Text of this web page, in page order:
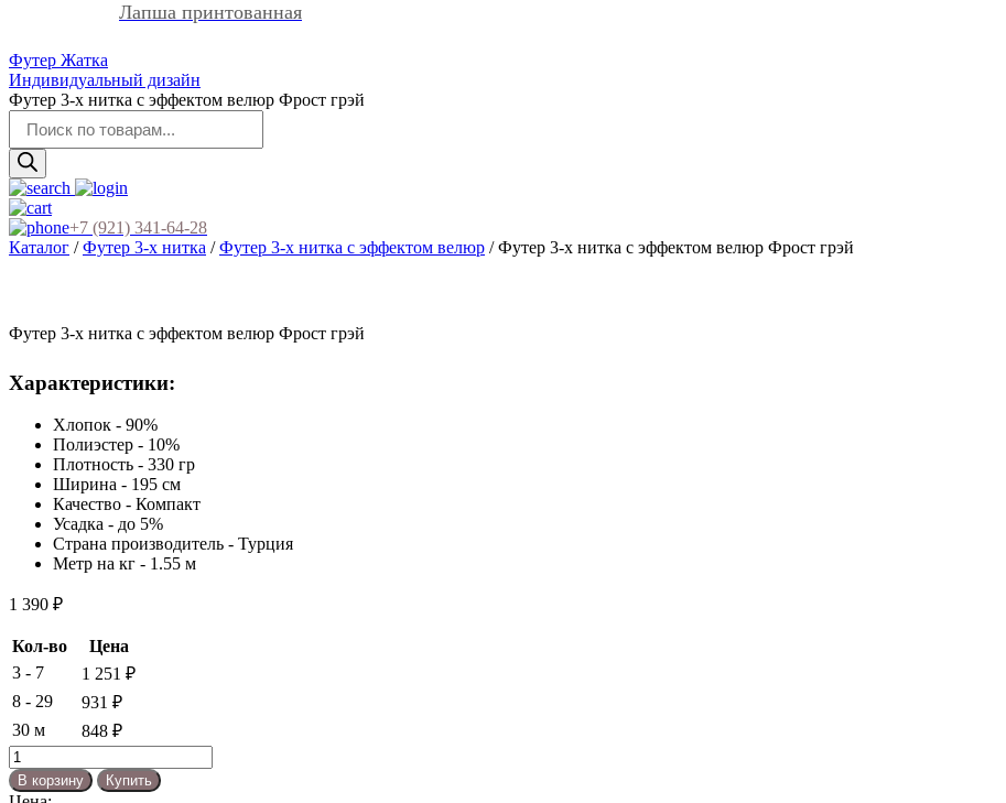
Лапша принтованная
Футер Жатка
Индивидуальный дизайн
Футер 3-х нитка с эффектом велюр Фрост грэй
товаров
+7 (921) 341-64-28
Каталог /Футер 3-х нитка /Футер 3-х нитка с эффектом велюр / Футер 3-х нитка с эффектом велюр Фрост грэй
Футер 3-х нитка с эффектом велюр Фрост грэй
Характеристики:
Хлопок - 90%
Полиэстер - 10%
Плотность - 330 гр
Ширина - 195 см
Качество - Компакт
Усадка - до 5%
Страна производитель - Турция
Метр на кг - 1.55 м
1 390 ₽
Кол-во
Цена
3 - 7
1 251 ₽
8 - 29
931 ₽
30 м
848 ₽
Количество
товара
Футер
В корзину Купить